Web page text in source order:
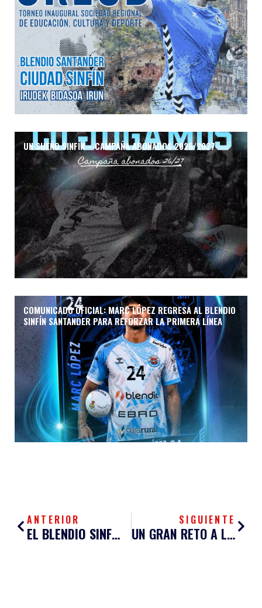
UN SUEÑO SINFÍN – CAMPAÑA ABONADOS 2026/2027
COMUNICADO OFICIAL: MARC LÓPEZ REGRESA AL BLENDIO
SINFÍN SANTANDER PARA REFORZAR LA PRIMERA LÍNEA
ANTERIOR
EL BLENDIO SINFÍN LUCHARÁ POR VOLVER A LA SENDA DE LA VICTORIA
SIGUIENTE
UN GRAN RETO A LA VISTA PARA EL BLENDIO SINFÍN